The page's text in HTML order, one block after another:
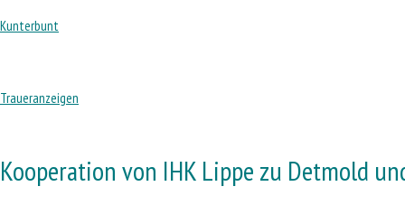
Kunterbunt
Traueranzeigen
Kooperation von IHK Lippe zu Detmold